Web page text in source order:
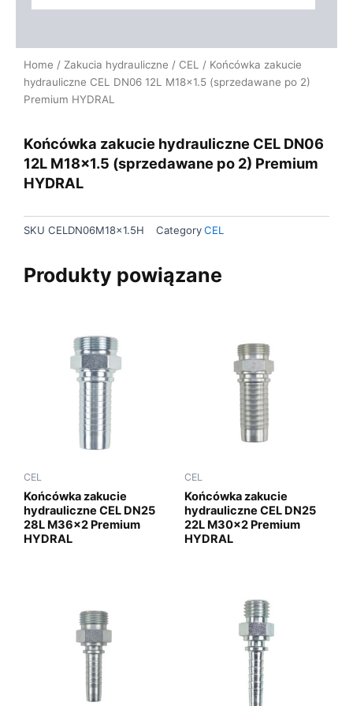
Home / Zakucia hydrauliczne / CEL
/ Końcówka zakucie
hydrauliczne CEL DN06 12L M18x1.5 (sprzedawane po 2)
Premium HYDRAL
Końcówka zakucie hydrauliczne CEL DN06
12L M18x1.5 (sprzedawane po 2) Premium
HYDRAL
SKU CELDN06M18x1.5H CategoryCEL
Produkty powiązane
CEL
Końcówka zakucie
hydrauliczne CEL DN25
28L M36x2 Premium
HYDRAL
CEL
Końcówka zakucie
hydrauliczne CEL DN25
22L M30x2 Premium
HYDRAL